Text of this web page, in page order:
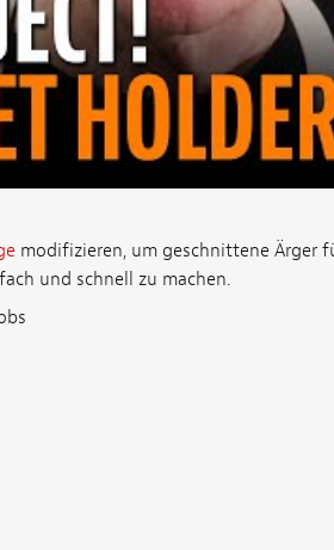
modifizieren, um geschnittene Ärger
und schnell zu machen.